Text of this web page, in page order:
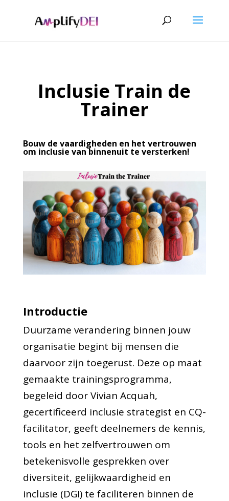
Inclusie Train de
Trainer
Bouw de vaardigheden en het vertrouwen
om inclusie van binnenuit te versterken!
Introductie
Duurzame verandering binnen jouw
organisatie begint bij mensen die
daarvoor zijn toegerust. Deze op maat
gemaakte trainingsprogramma,
begeleid door Vivian Acquah,
gecertificeerd inclusie strategist en CQ-
facilitator, geeft deelnemers de kennis,
tools en het zelfvertrouwen om
betekenisvolle gesprekken over
diversiteit, gelijkwaardigheid en
inclusie (DGI) te faciliteren binnen de